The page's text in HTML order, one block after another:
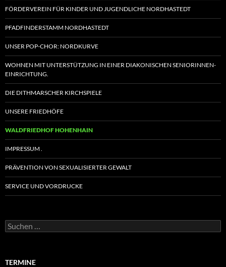
FÖRDERVEREIN FÜR KINDER UND JUGENDLICHE NORDHASTEDT
PFADFINDERSTAMM NORDHASTEDT
UNSER POP-CHOR: NORDKURVE
WOHNEN MIT UNTERSTÜTZUNG IN EINER DIAKONISCHEN SENIORINNEN-
EINRICHTUNG.
DIE DITHMARSCHER KIRCHSPIELE
UNSERE FRIEDHÖFE
WALDFRIEDHOF HOHENHAIN
IMPRESSUM .
PRÄVENTION VON SEXUALISIERTER GEWALT
SERVICE UND VORDRUCKE
Suchen
nach:
TERMINE